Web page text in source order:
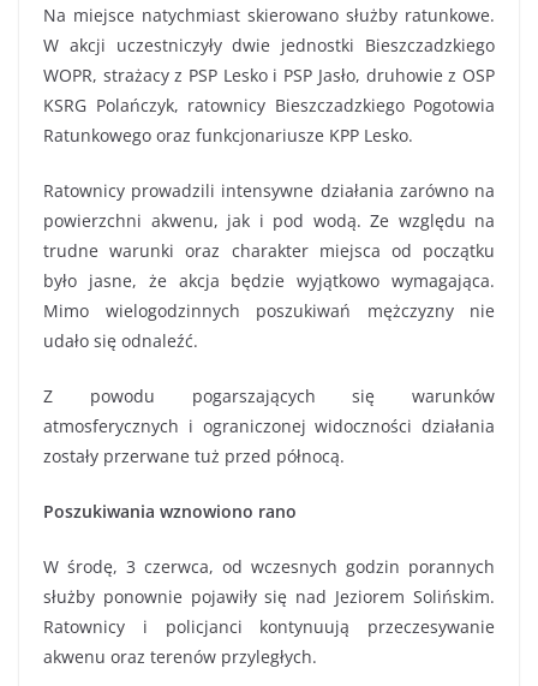
Na miejsce natychmiast skierowano służby ratunkowe.
W akcji uczestniczyły dwie jednostki Bieszczadzkiego
WOPR, strażacy z PSP Lesko i PSP Jasło, druhowie z OSP
KSRG Polańczyk, ratownicy Bieszczadzkiego Pogotowia
Ratunkowego oraz funkcjonariusze KPP Lesko.
Ratownicy prowadzili intensywne działania zarówno na
powierzchni akwenu, jak i pod wodą. Ze względu na
trudne warunki oraz charakter miejsca od początku
było jasne, że akcja będzie wyjątkowo wymagająca.
Mimo wielogodzinnych poszukiwań mężczyzny nie
udało się odnaleźć.
Z powodu pogarszających się warunków
atmosferycznych i ograniczonej widoczności działania
zostały przerwane tuż przed północą.
Poszukiwania wznowiono rano
W środę, 3 czerwca, od wczesnych godzin porannych
służby ponownie pojawiły się nad Jeziorem Solińskim.
Ratownicy i policjanci kontynuują przeczesywanie
akwenu oraz terenów przyległych.